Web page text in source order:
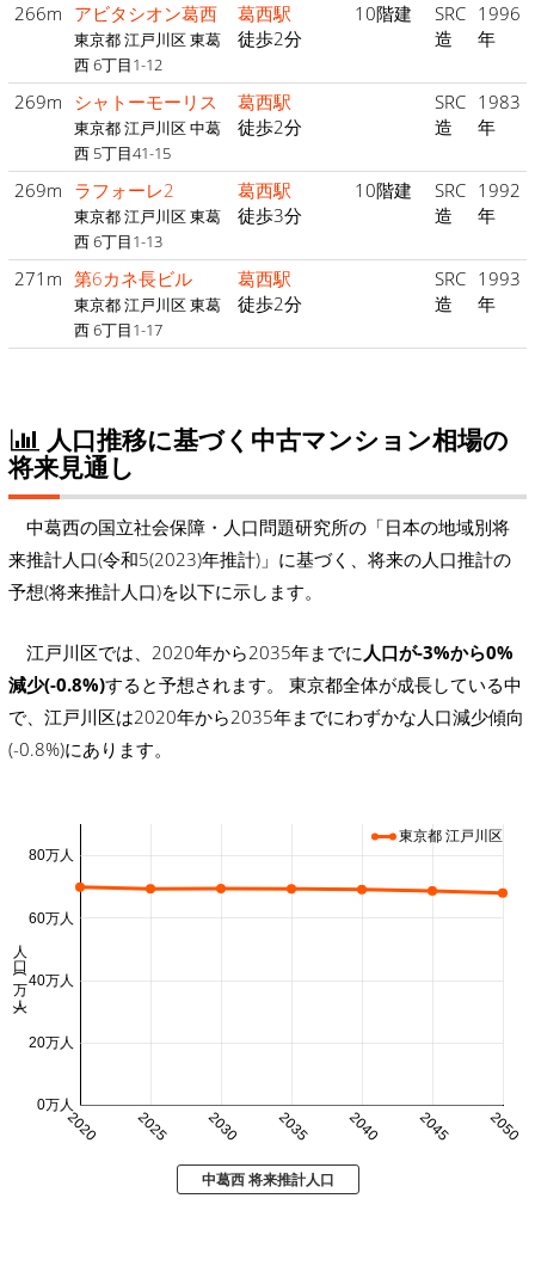
266m アビタシオン葛西
東京都 江戸川区 東葛
西 6丁目1-12
葛西駅
徒歩2分
10階建
SRC
造
1996
年
269m シャトーモーリス
東京都 江戸川区 中葛
西 5丁目41-15
葛西駅
徒歩2分
SRC
造
1983
年
269m ラフォーレ2
東京都 江戸川区 東葛
西 6丁目1-13
葛西駅
徒歩3分
10階建
SRC
造
1992
年
271m 第6カネ長ビル
東京都 江戸川区 東葛
西 6丁目1-17
葛西駅
徒歩2分
SRC
造
1993
年
人口推移に基づく中古マンション相場の
将来見通し
中葛西の国立社会保障・人口問題研究所の「日本の地域別将
来推計人口(令和5(2023)年推計)」に基づく、将来の人口推計の
予想(将来推計人口)を以下に示します。
江戸川区では、2020年から2035年までに 人口が-3%から0%
減少(-0.8%)すると予想されます。 東京都全体が成長している中
で、江戸川区は2020年から2035年までにわずかな人口減少傾向
(-0.8%)にあります。
2020 2025 2030 2035 2040 2045 2050
0万人
20万人
40万人
60万人
80万人
人口 (万人)
東京都 江戸川区
中葛西 将来推計人口